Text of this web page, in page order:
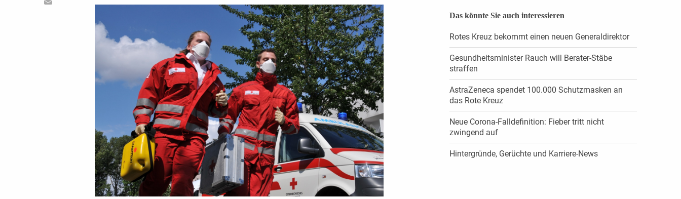
Das könnte Sie auch interessieren
Rotes Kreuz bekommt einen neuen Generaldirektor
Gesundheitsminister Rauch will Berater-Stäbe
straffen
AstraZeneca spendet 100.000 Schutzmasken an
das Rote Kreuz
Neue Corona-Falldefinition: Fieber tritt nicht
zwingend auf
Hintergründe, Gerüchte und Karriere-News